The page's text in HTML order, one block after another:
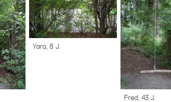
Yara, 8 J.
Fred, 43 J.